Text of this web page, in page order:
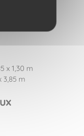
x 1,30 m
3,85 m